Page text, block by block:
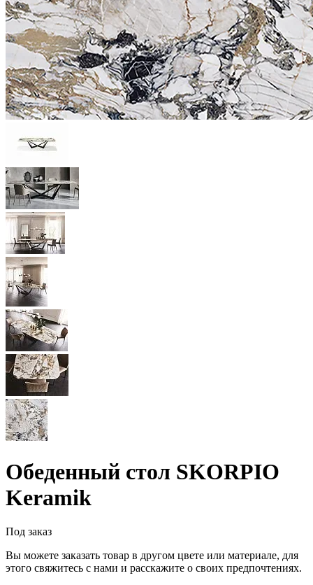
Обеденный стол SKORPIO
Keramik
Под заказ
Вы можете заказать товар в другом цвете или материале, для
этого свяжитесь с нами и расскажите о своих предпочтениях.